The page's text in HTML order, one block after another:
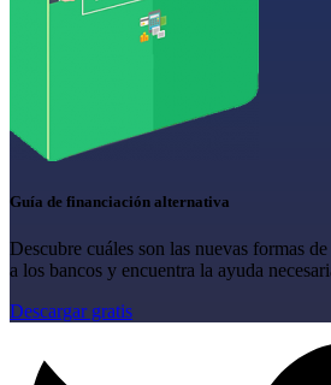
Guía de financiación alternativa
Descubre cuáles son las nuevas formas
a los bancos y encuentra la ayuda
Descargar gratis